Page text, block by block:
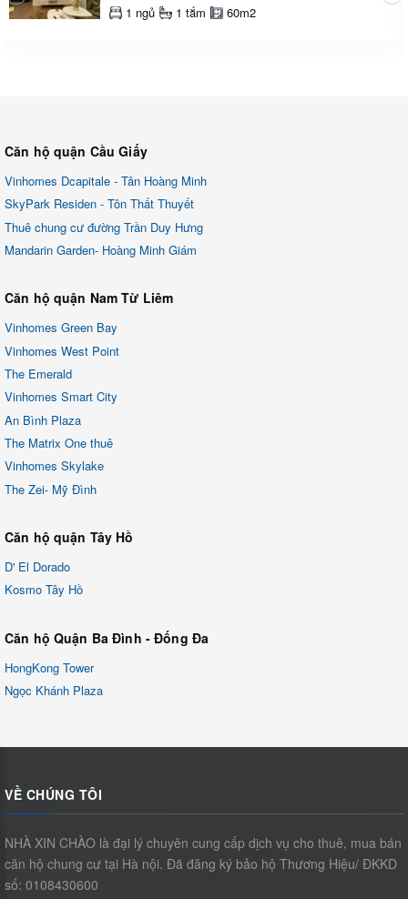
1 ngủ 1 tắm 60m2
Căn hộ quận Cầu Giấy
Vinhomes Dcapitale - Tân Hoàng Minh
SkyPark Residen - Tôn Thất Thuyết
Thuê chung cư đường Trần Duy Hưng
Mandarin Garden- Hoàng Minh Giám
Căn hộ quận Nam Từ Liêm
Vinhomes Green Bay
Vinhomes West Point
The Emerald
Vinhomes Smart City
An Bình Plaza
The Matrix One thuê
Vinhomes Skylake
The Zei- Mỹ Đình
Căn hộ quận Tây Hồ
D' El Dorado
Kosmo Tây Hồ
Căn hộ Quận Ba Đình - Đống Đa
HongKong Tower
Ngọc Khánh Plaza
VỀ CHÚNG TÔI
NHÀ XIN CHÀO là đại lý chuyên cung cấp dịch vụ cho thuê, mua bán
căn hộ chung cư tại Hà nội. Đã đăng ký bảo hộ Thương Hiệu/ ĐKKD
số: 0108430600